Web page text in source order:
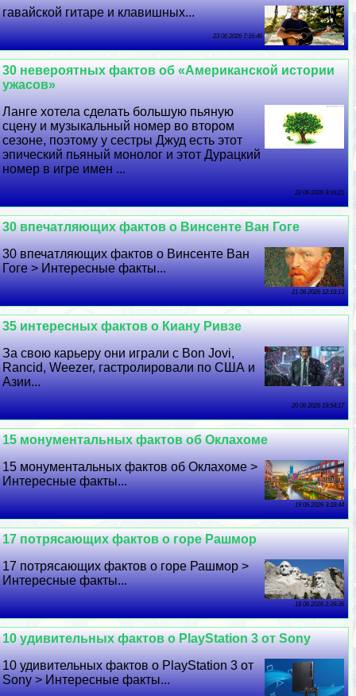
гавайской гитаре и клавишных...
23 06 2026 7:16:46
30 невероятных фактов об «Американской истории
ужасов»
Ланге хотела сделать большую пьяную
сцену и музыкальный номер во втором
сезоне, поэтому у сестры Джуд есть этот
эпический пьяный монолог и этот Дypaцкий
номер в игре имен ...
22 06 2026 9:16:21
30 впечатляющих фактов о Винсенте Ван Гоге
30 впечатляющих фактов о Винсенте Ван
Гоге > Интересные факты...
21 06 2026 12:19:13
35 интересных фактов о Киану Ривзе
За свою карьеру они играли с Bon Jovi,
Rancid, Weezer, гастролировали по США и
Азии...
20 06 2026 19:54:17
15 монументальных фактов об Оклахоме
15 монументальных фактов об Оклахоме >
Интересные факты...
19 06 2026 3:18:44
17 потрясающих фактов о горе Рашмор
17 потрясающих фактов о горе Рашмор >
Интересные факты...
18 06 2026 2:39:36
10 удивительных фактов о PlayStation 3 от Sony
10 удивительных фактов о PlayStation 3 от
Sony > Интересные факты...